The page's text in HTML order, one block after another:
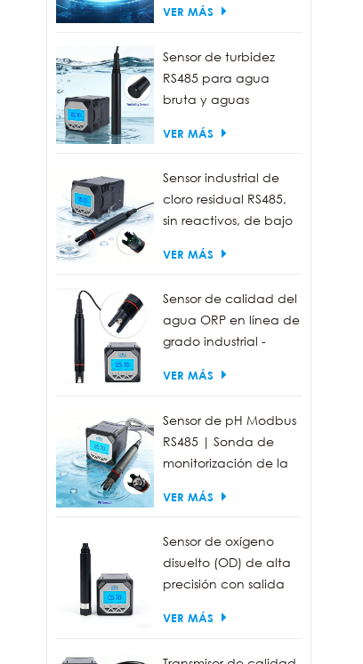
VER MÁS
Sensor de turbidez
RS485 para agua
bruta y aguas
medidora de turbidez
VER MÁS
Sensor industrial de
cloro residual RS485,
sin reactivos, de bajo
VER MÁS
Sensor de calidad del
agua ORP en línea de
grado industrial -
IP68, salida RS485
VER MÁS
Sensor de pH Modbus
RS485 | Sonda de
monitorización de la
industrial IP68
VER MÁS
Sensor de oxígeno
disuelto (OD) de alta
precisión con salida
medición de la
VER MÁS